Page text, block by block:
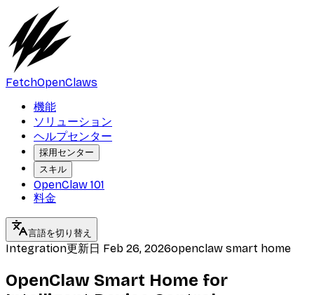
FetchOpenClaws
機能
ソリューション
ヘルプセンター
採用センター
スキル
OpenClaw 101
料金
言語を切り替え
Integration更新日 Feb 26, 2026openclaw smart home
OpenClaw Smart Home for